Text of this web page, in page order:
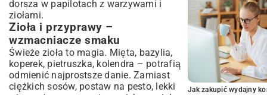
dorsza w papilotach z warzywami i
ziołami.
Zioła i przyprawy –
wzmacniacze smaku
Świeże zioła to magia. Mięta, bazylia,
koperek, pietruszka, kolendra – potrafią
odmienić najprostsze danie. Zamiast
ciężkich sosów, postaw na pesto, lekki
Jak zakupić wydajny